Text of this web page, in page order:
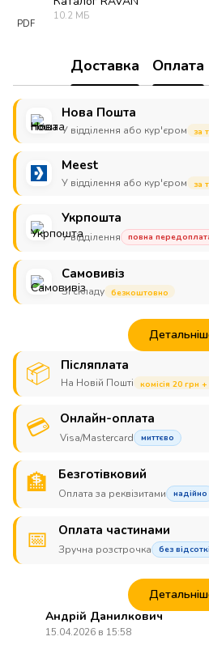
PDF
10.2 МБ
Доставка Оплата
Нова Пошта
У відділення або кур'єром за
Meest
У відділення або кур'єром за
Укрпошта
У відділення повна
Самовивіз
Зі складу безкоштовно
📦 Післяплата
На Новій Пошті комісія 20 грн
💳 Онлайн-оплата
Visa/Mastercard миттєво
🏦 Безготівковий
Оплата за реквізитами надійно
📅 Оплата частинами
Зручна розстрочка без
Андрій Данилкович
15.04.2026 в 15:58